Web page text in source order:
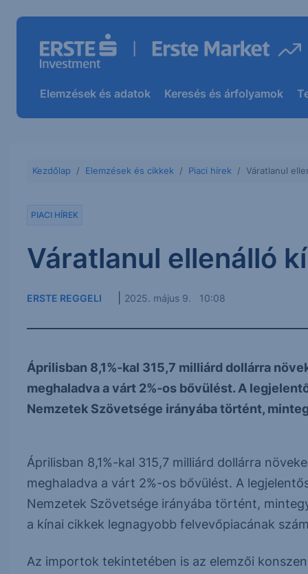
Elemzések és adatok Keresés és árfolyamok
Kezdőlap Elemzések és cikkek Piaci hírek Váratlanul
PIACI HÍREK
Váratlanul ellenálló
ERSTE REGGELI 2025. május 9. 10:08
Áprilisban 8,1%-kal 315,7 milliárd dollárra
meghaladva a várt 2%-os bővülést. A
Nemzetek Szövetsége irányába történt,
Áprilisban 8,1%-kal 315,7 milliárd dollárra
meghaladva a várt 2%-os bővülést. A
Nemzetek Szövetsége irányába történt,
a kínai cikkek legnagyobb felvevőpiacának
Az importok tekintetében is az elemzői